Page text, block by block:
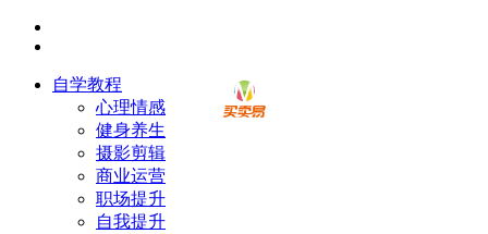
自学教程
心理情感
健身养生
摄影剪辑
商业运营
职场提升
自我提升